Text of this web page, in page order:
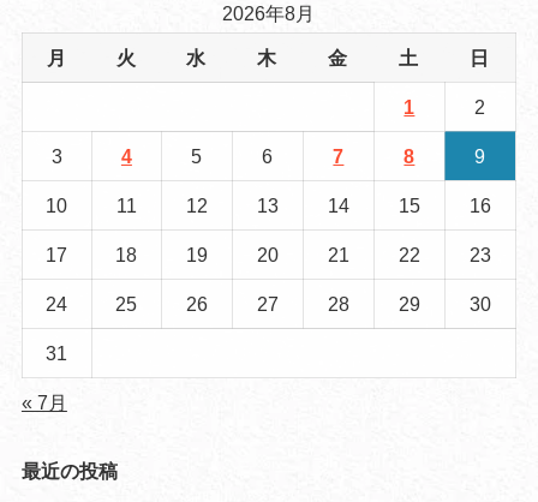
2026年8月
月 火 水 木 金 土 日
1 2
3 4 5 6 7 8 9
10 11 12 13 14 15 16
17 18 19 20 21 22 23
24 25 26 27 28 29 30
31
« 7月
最近の投稿